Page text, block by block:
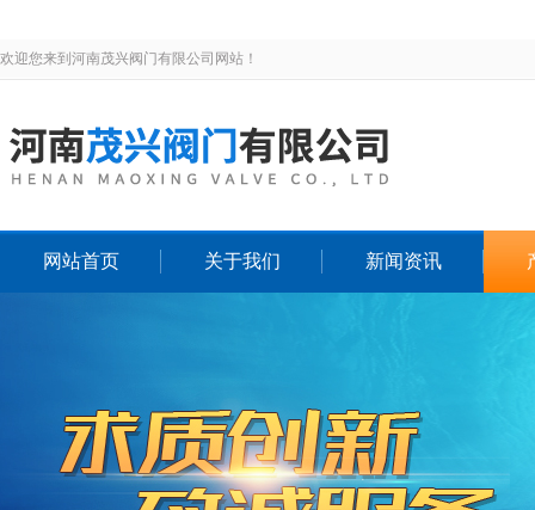
欢迎您来到河南茂兴阀门有限公司网站！
网站首页 关于我们 新闻资讯